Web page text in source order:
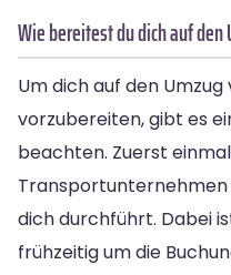
Wie bereitest du dich auf den
Um dich auf den
vorzubereiten, gibt es
beachten. Zuerst
Transportunternehmen
dich durchführt. Dabei
frühzeitig um die